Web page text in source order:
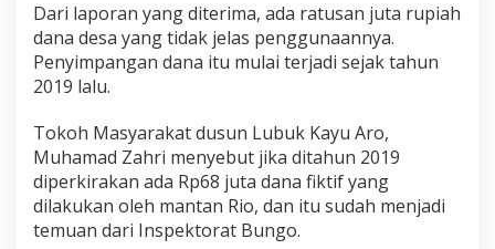
o
K
e
a
K
e
j
a
r
Dari laporan yang diterima, ada ratusan juta rupiah
dana desa yang tidak jelas penggunaannya.
Penyimpangan dana itu mulai terjadi sejak tahun
2019 lalu.
Tokoh Masyarakat dusun Lubuk Kayu Aro,
Muhamad Zahri menyebut jika ditahun 2019
diperkirakan ada Rp68 juta dana fiktif yang
dilakukan oleh mantan Rio, dan itu sudah menjadi
temuan dari Inspektorat Bungo.